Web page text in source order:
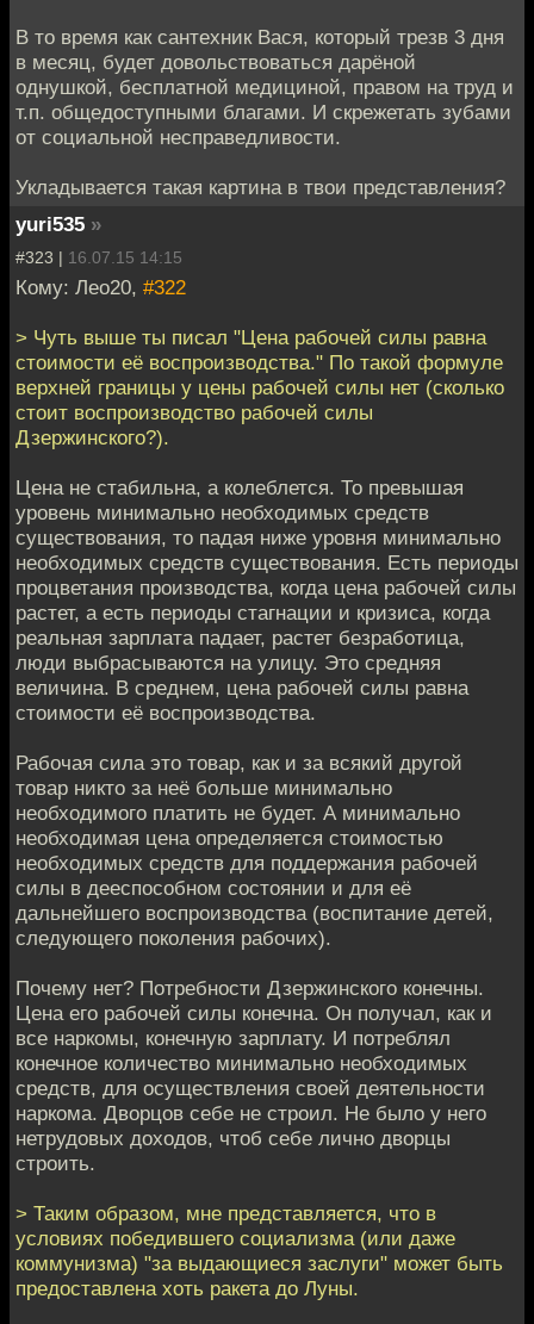
В то время как сантехник Вася, который трезв 3 дня
в месяц, будет довольствоваться дарёной
однушкой, бесплатной медициной, правом на труд и
т.п. общедоступными благами. И скрежетать зубами
от социальной несправедливости.
Укладывается такая картина в твои представления?
yuri535 »
#323 | 16.07.15 14:15
Кому: Лео20, #322
> Чуть выше ты писал "Цена рабочей силы равна
стоимости её воспроизводства." По такой формуле
верхней границы у цены рабочей силы нет (сколько
стоит воспроизводство рабочей силы
Дзержинского?).
Цена не стабильна, а колеблется. То превышая
уровень минимально необходимых средств
существования, то падая ниже уровня минимально
необходимых средств существования. Есть периоды
процветания производства, когда цена рабочей силы
растет, а есть периоды стагнации и кризиса, когда
реальная зарплата падает, растет безработица,
люди выбрасываются на улицу. Это средняя
величина. В среднем, цена рабочей силы равна
стоимости её воспроизводства.
Рабочая сила это товар, как и за всякий другой
товар никто за неё больше минимально
необходимого платить не будет. А минимально
необходимая цена определяется стоимостью
необходимых средств для поддержания рабочей
силы в дееспособном состоянии и для её
дальнейшего воспроизводства (воспитание детей,
следующего поколения рабочих).
Почему нет? Потребности Дзержинского конечны.
Цена его рабочей силы конечна. Он получал, как и
все наркомы, конечную зарплату. И потреблял
конечное количество минимально необходимых
средств, для осуществления своей деятельности
наркома. Дворцов себе не строил. Не было у него
нетрудовых доходов, чтоб себе лично дворцы
строить.
> Таким образом, мне представляется, что в
условиях победившего социализма (или даже
коммунизма) "за выдающиеся заслуги" может быть
предоставлена хоть ракета до Луны.